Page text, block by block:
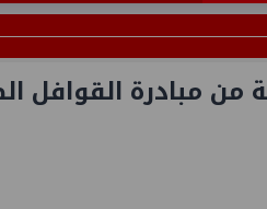
من مبادرة القوافل